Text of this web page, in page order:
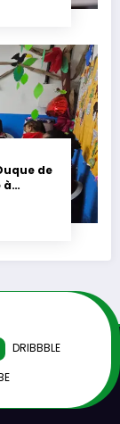
de
à
DRIBBBLE